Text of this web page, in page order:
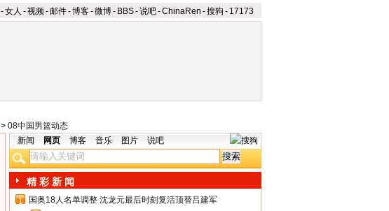
-女人 -视频-邮件-博客-微博- BBS-说吧-ChinaRen -搜狗 - 17173
> 08中国男篮动态
新闻 网页 博客 音乐 图片 说吧
精 彩 新 闻
1
国奥18人名单调整 沈龙元最后时刻复活顶替吕建军